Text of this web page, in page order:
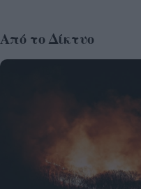
Από το Δίκτυο